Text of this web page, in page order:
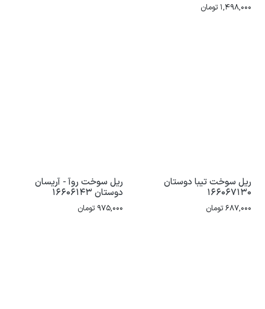
1,498,000 تومان
ریل سوخت تیبا دوستان
166067130
687,000 تومان
ریل سوخت روآ - آریسان
دوستان 16606143
975,000 تومان